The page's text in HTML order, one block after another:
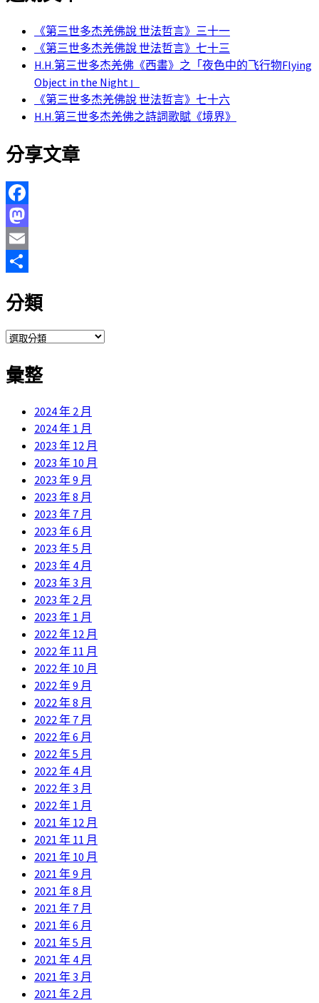
《第三世多杰羌佛說 世法哲言》三十一
《第三世多杰羌佛說 世法哲言》七十三
H.H.第三世多杰羌佛《西畫》之「夜色中的飞行物Flying
Object in the Night」
《第三世多杰羌佛說 世法哲言》七十六
H.H.第三世多杰羌佛之詩詞歌賦《境界》
分享文章
Facebook
Mastodon
Email
享
分類
分
彙整
2024 年 2 月
2024 年 1 月
2023 年 12 月
2023 年 10 月
2023 年 9 月
2023 年 8 月
2023 年 7 月
2023 年 6 月
2023 年 5 月
2023 年 4 月
2023 年 3 月
2023 年 2 月
2023 年 1 月
2022 年 12 月
2022 年 11 月
2022 年 10 月
2022 年 9 月
2022 年 8 月
2022 年 7 月
2022 年 6 月
2022 年 5 月
2022 年 4 月
2022 年 3 月
2022 年 1 月
2021 年 12 月
2021 年 11 月
2021 年 10 月
2021 年 9 月
2021 年 8 月
2021 年 7 月
2021 年 6 月
2021 年 5 月
2021 年 4 月
2021 年 3 月
2021 年 2 月